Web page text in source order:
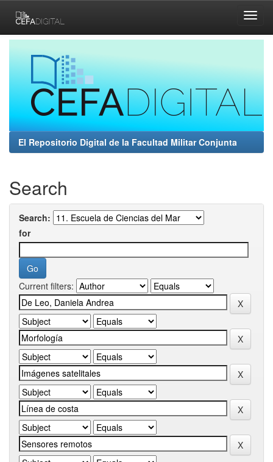
navigation
El Repositorio Digital de la Facultad Militar Conjunta
Search
Search:
for
Current filters: